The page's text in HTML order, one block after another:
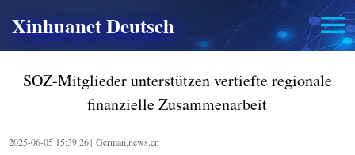
Xinhuanet Deutsch
SOZ-Mitglieder unterstützen vertiefte regionale
finanzielle Zusammenarbeit
2025-06-05 15:39:26| German.news.cn